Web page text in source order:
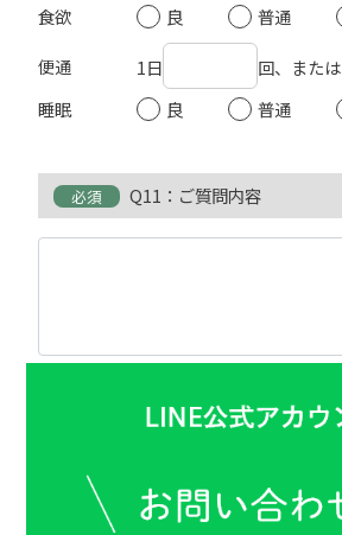
食欲
良 普通
便通 1日 回、または
睡眠
良 普通
必須 Q11：ご質問内容
※500文字以内でご入力ください。